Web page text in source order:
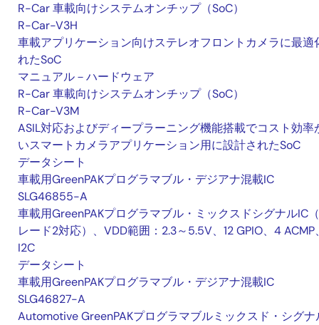
R-Car 車載向けシステムオンチップ（SoC）
R-Car-V3H
車載アプリケーション向けステレオフロントカメラに最適
れたSoC
マニュアル－ハードウェア
R-Car 車載向けシステムオンチップ（SoC）
R-Car-V3M
ASIL対応およびディープラーニング機能搭載でコスト効率
いスマートカメラアプリケーション用に設計されたSoC
データシート
車載用GreenPAKプログラマブル・デジアナ混載IC
SLG46855-A
車載用GreenPAKプログラマブル・ミックスドシグナルIC
レード2対応）、VDD範囲：2.3～5.5V、12 GPIO、4 ACMP
I2C
データシート
車載用GreenPAKプログラマブル・デジアナ混載IC
SLG46827-A
Automotive GreenPAKプログラマブルミックスド・シグナ